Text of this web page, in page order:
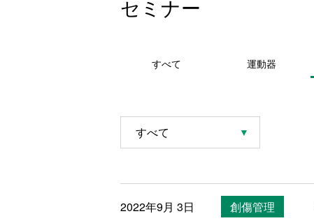
セミナー
すべて 運動器
2022年9月 3日 創傷管理